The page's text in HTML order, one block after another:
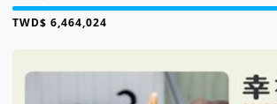
集資進度 6445%